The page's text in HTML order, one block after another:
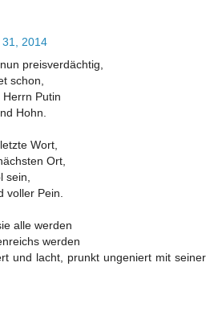
31, 2014
preisverdächtig,
schon,
Putin
Hohn.
Wort,
Ort,
sein,
voller Pein.
alle werden
werden
und lacht, prunkt ungeniert mit seiner